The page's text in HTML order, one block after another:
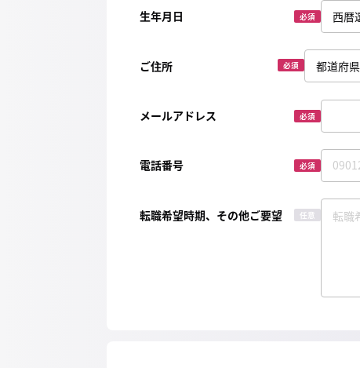
生年月日 必須
ご住所 必須
メールアドレス 必須
電話番号 必須
転職希望時期、その他ご要望 任意